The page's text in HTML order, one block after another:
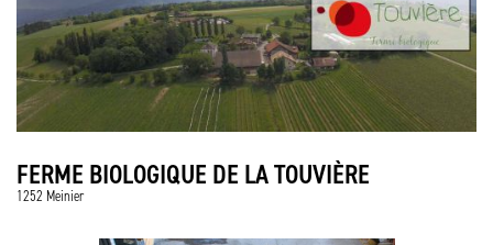
FERME BIOLOGIQUE DE LA TOUVIÈRE
1252 Meinier